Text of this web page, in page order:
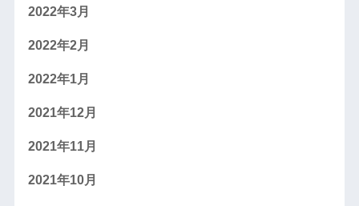
2022年3月
2022年2月
2022年1月
2021年12月
2021年11月
2021年10月